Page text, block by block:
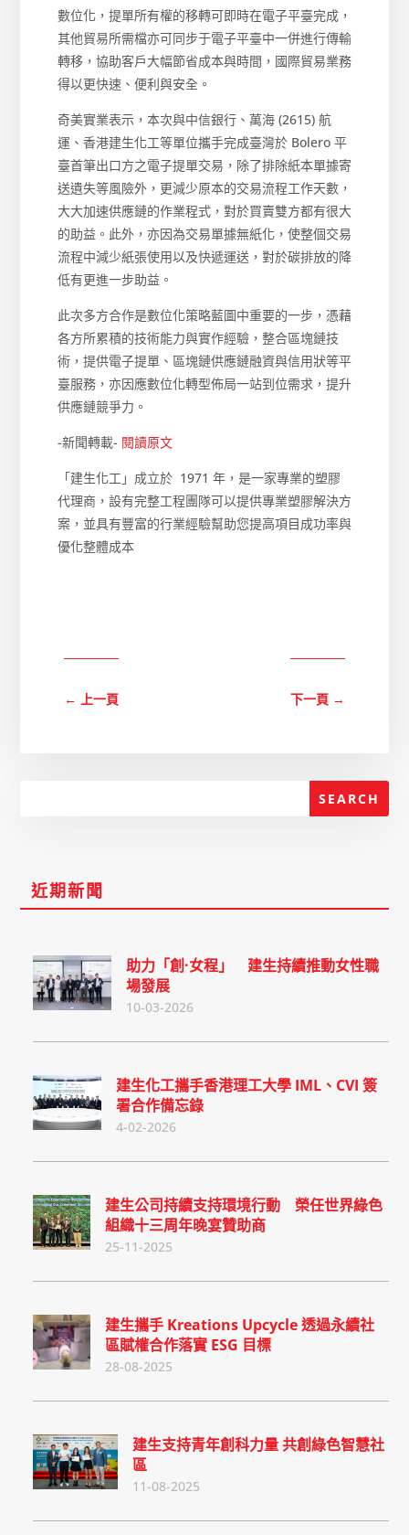
數位化，提單所有權的移轉可即時在電子平臺完成，
其他貿易所需檔亦可同步于電子平臺中一併進行傳輸
轉移，協助客戶大幅節省成本與時間，國際貿易業務
得以更快速、便利與安全。
奇美實業表示，本次與中信銀行、萬海 (2615) 航
運、香港建生化工等單位攜手完成臺灣於 Bolero 平
臺首筆出口方之電子提單交易，除了排除紙本單據寄
送遺失等風險外，更減少原本的交易流程工作天數，
大大加速供應鏈的作業程式，對於買賣雙方都有很大
的助益。此外，亦因為交易單據無紙化，使整個交易
流程中減少紙張使用以及快遞運送，對於碳排放的降
低有更進一步助益。
此次多方合作是數位化策略藍圖中重要的一步，憑藉
各方所累積的技術能力與實作經驗，整合區塊鏈技
術，提供電子提單、區塊鏈供應鏈融資與信用狀等平
臺服務，亦因應數位化轉型佈局一站到位需求，提升
供應鏈競爭力。
-新聞轉載- 閱讀原文
「建生化工」成立於 1971 年，是一家專業的塑膠
代理商，設有完整工程團隊可以提供專業塑膠解決方
案，並具有豐富的行業經驗幫助您提高項目成功率與
優化整體成本
←上一頁 下一頁→
近期新聞
助力「創·女程」 建生持續推動女性職
場發展
10-03-2026
建生化工攜手香港理工大學 IML、CVI 簽
署合作備忘錄
4-02-2026
建生公司持續支持環境行動 榮任世界綠色
組織十三周年晚宴贊助商
25-11-2025
建生攜手 Kreations Upcycle 透過永續社
區賦權合作落實 ESG 目標
28-08-2025
建生支持青年創科力量 共創綠色智慧社
區
11-08-2025